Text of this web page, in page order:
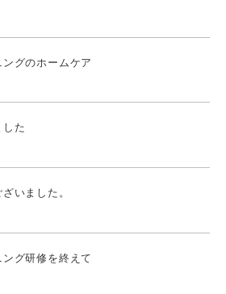
グのホームケア
した
いました。
グ研修を終えて